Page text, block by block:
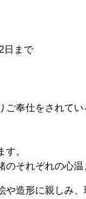
日まで
奉仕をされて
。
それぞれの心温
造形に親しみ、